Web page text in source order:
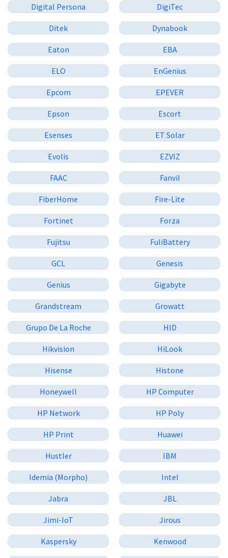
Digital Persona DigiTec
Ditek Dynabook
Eaton EBA
ELO EnGenius
Epcom EPEVER
Epson Escort
Esenses ET Solar
Evolis EZVIZ
FAAC Fanvil
FiberHome Fire-Lite
Fortinet Forza
Fujitsu FuliBattery
GCL Genesis
Genius Gigabyte
Grandstream Growatt
Grupo De La Roche HID
Hikvision HiLook
Hisense Histone
Honeywell HP Computer
HP Network HP Poly
HP Print Huawei
Hustler IBM
Idemia (Morpho) Intel
Jabra JBL
Jimi-IoT Jirous
Kaspersky Kenwood